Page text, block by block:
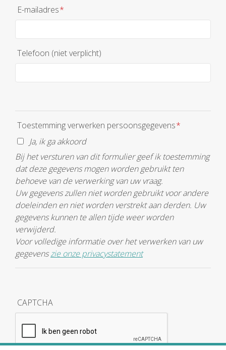
E-mailadres*
Telefoon (niet verplicht)
Toestemming verwerken persoonsgegevens*
Ja, ik ga akkoord
Bij het versturen van dit formulier geef ik toestemming
dat deze gegevens mogen worden gebruikt ten
behoeve van de verwerking van uw vraag.
Uw gegevens zullen niet worden gebruikt voor andere
doeleinden en niet worden verstrekt aan derden. Uw
gegevens kunnen te allen tijde weer worden
verwijderd.
Voor volledige informatie over het verwerken van uw
gegevenszie onze privacystatement
CAPTCHA